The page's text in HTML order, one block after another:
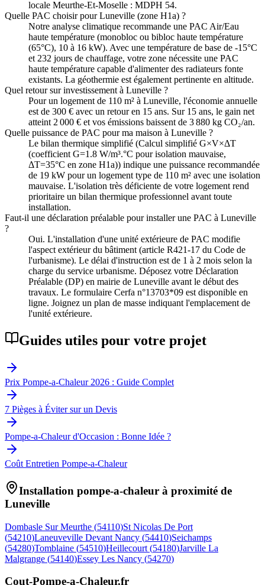
locale Meurthe-Et-Moselle : MDPH 54.
Quelle PAC choisir pour Luneville (zone H1a) ?
Notre analyse climatique recommande une PAC Air/Eau
haute température (monobloc ou bibloc haute température
(65°C), 10 à 16 kW). Avec une température de base de -15°C
et 232 jours de chauffage, votre zone nécessite une PAC
haute température capable d'alimenter des radiateurs fonte
existants. La géothermie est également pertinente en altitude.
Quel retour sur investissement à Luneville ?
Pour un logement de 110 m² à Luneville, l'économie annuelle
est de 300 € avec un retour en 15 ans. Sur 15 ans, le gain net
atteint 2 000 € et vos émissions baissent de 3 880 kg CO₂/an.
Quelle puissance de PAC pour ma maison à Luneville ?
Le bilan thermique simplifié (Calcul simplifié G×V×ΔT
(coefficient G=1.8 W/m³.°C pour isolation mauvaise,
ΔT=35°C en zone H1a)) indique une puissance recommandée
de 19 kW pour un logement type de 110 m² avec une isolation
mauvaise. L'isolation très déficiente de votre logement rend
prioritaire un bilan thermique professionnel avant toute
installation.
Faut-il une déclaration préalable pour installer une PAC à Luneville
?
Oui. L'installation d'une unité extérieure de PAC modifie
l'aspect extérieur du bâtiment (article R421-17 du Code de
l'urbanisme). Le délai d'instruction est de 1 à 2 mois selon la
charge du service urbanisme. Déposez votre Déclaration
Préalable (DP) en mairie de Luneville avant le début des
travaux. Le formulaire Cerfa n°13703*09 est disponible en
ligne. Joignez un plan de masse indiquant l'emplacement de
l'unité extérieure.
Guides utiles pour votre projet
Prix Pompe-a-Chaleur 2026 : Guide Complet
7 Pièges à Éviter sur un Devis
Pompe-a-Chaleur d'Occasion : Bonne Idée ?
Coût Entretien Pompe-a-Chaleur
Installation pompe-a-chaleur à proximité de
Luneville
Dombasle Sur Meurthe (54110)St Nicolas De Port
(54210)Laneuveville Devant Nancy (54410)Seichamps
(54280)Tomblaine (54510)Heillecourt (54180)Jarville La
Malgrange (54140)Essey Les Nancy (54270)
Cout-Pompe-a-Chaleur.fr